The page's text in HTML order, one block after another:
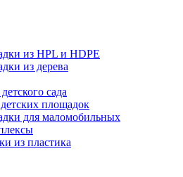
из HPL и HDPE
из дерева
сада
площадок
для маломобильных
из пластика